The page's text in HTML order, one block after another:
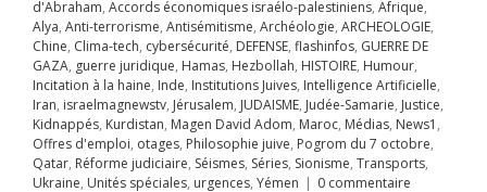
Adom Maroc
News1 Offres
otages
juive Pogrom
Qatar
judiciaire
Séries Sionisme
Ukraine
Unités
urgences Yémen
d'Abraham, Accords économiques israélo-palestiniens, Afrique,
Alya, Anti-terrorisme, Antisémitisme, Archéologie, ARCHEOLOGIE,
Chine, Clima-tech, cybersécurité, DEFENSE, flashinfos, GUERRE DE
GAZA, guerre juridique, Hamas, Hezbollah, HISTOIRE, Humour,
Incitation à la haine, Inde, Institutions Juives, Intelligence Artificielle,
Iran, israelmagnewstv, Jérusalem, JUDAISME, Judée-Samarie, Justice,
Kidnappés, Kurdistan, Magen David Adom, Maroc, Médias, News1 ,
Offres d'emploi, otages, Philosophie juive, Pogrom du 7 octobre,
Qatar, Réforme judiciaire, Séismes, Séries, Sionisme, Transports,
Ukraine, Unités spéciales, urgences, Yémen | 0 commentaire